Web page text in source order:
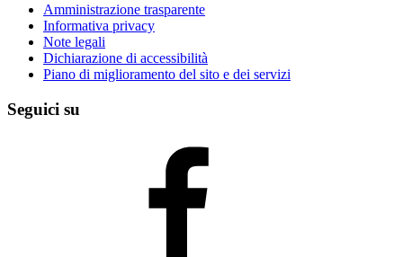
Amministrazione trasparente
Informativa privacy
Note legali
Dichiarazione di accessibilità
Piano di miglioramento del sito e dei servizi
Seguici su